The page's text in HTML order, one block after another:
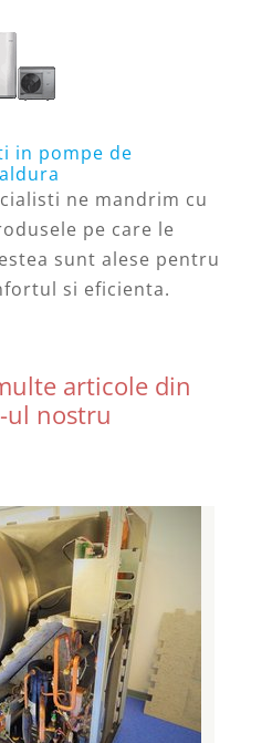
in pompe de
ne mandrim cu
pe care le
sunt alese pentru
si eficienta.
articole din
ul nostru